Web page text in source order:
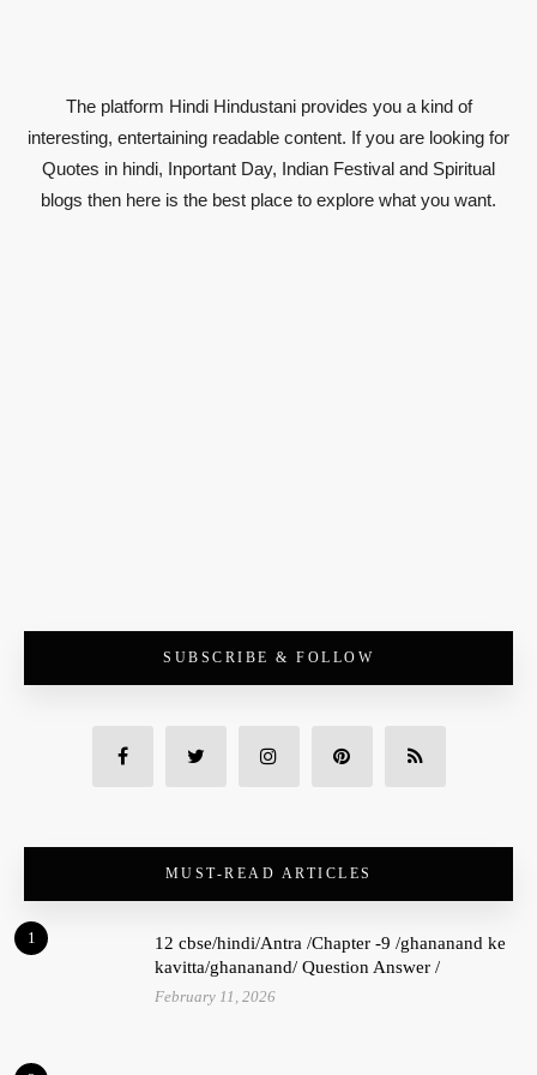
The platform Hindi Hindustani provides you a kind of
interesting, entertaining readable content. If you are looking for
Quotes in hindi, Inportant Day, Indian Festival and Spiritual
blogs then here is the best place to explore what you want.
SUBSCRIBE & FOLLOW
MUST-READ ARTICLES
1
12 cbse/hindi/Antra /Chapter -9 /ghananand ke
kavitta/ghananand/ Question Answer /
February 11, 2026